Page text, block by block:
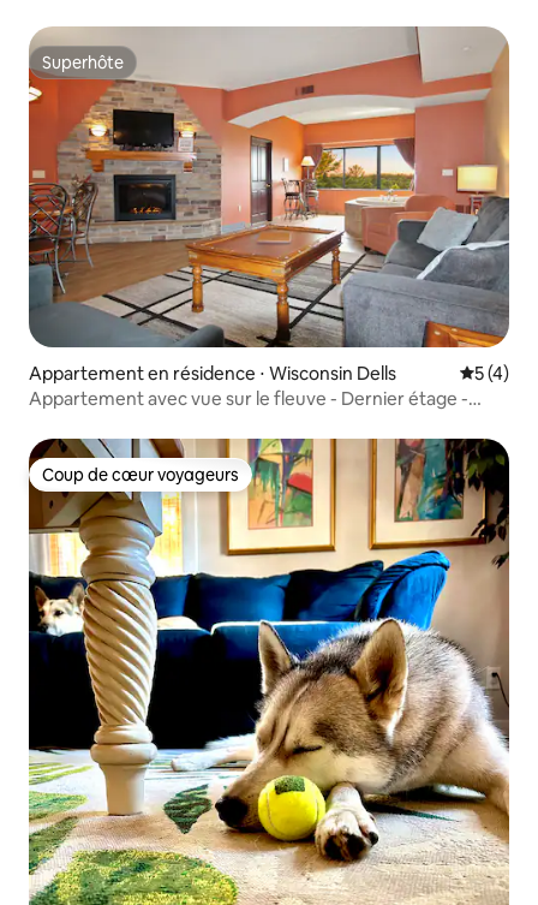
Superhôte
Superhôte
Appartement en résidence ⋅ Wisconsin Dells
5 (4)
Appartement avec vue sur le fleuve - Dernier étage -
Coup de cœur voyageurs
Coup de cœur voyageurs